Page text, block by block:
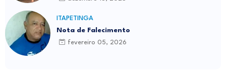
ITAPETINGA
Nota de Falecimento
fevereiro 05, 2026